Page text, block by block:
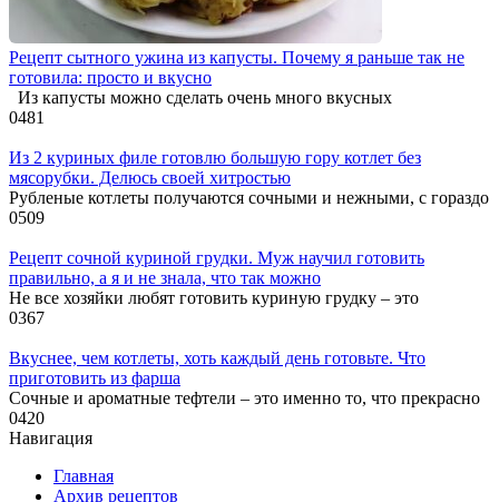
Рецепт сытного ужина из капусты. Почему я раньше так не
готовила: просто и вкусно
Из капусты можно сделать очень много вкусных
0481
Из 2 куриных филе готовлю большую гору котлет без
мясорубки. Делюсь своей хитростью
Рубленые котлеты получаются сочными и нежными, с гораздо
0509
Рецепт сочной куриной грудки. Муж научил готовить
правильно, а я и не знала, что так можно
Не все хозяйки любят готовить куриную грудку – это
0367
Вкуснее, чем котлеты, хоть каждый день готовьте. Что
приготовить из фарша
Сочные и ароматные тефтели – это именно то, что прекрасно
0420
Навигация
Главная
Архив рецептов